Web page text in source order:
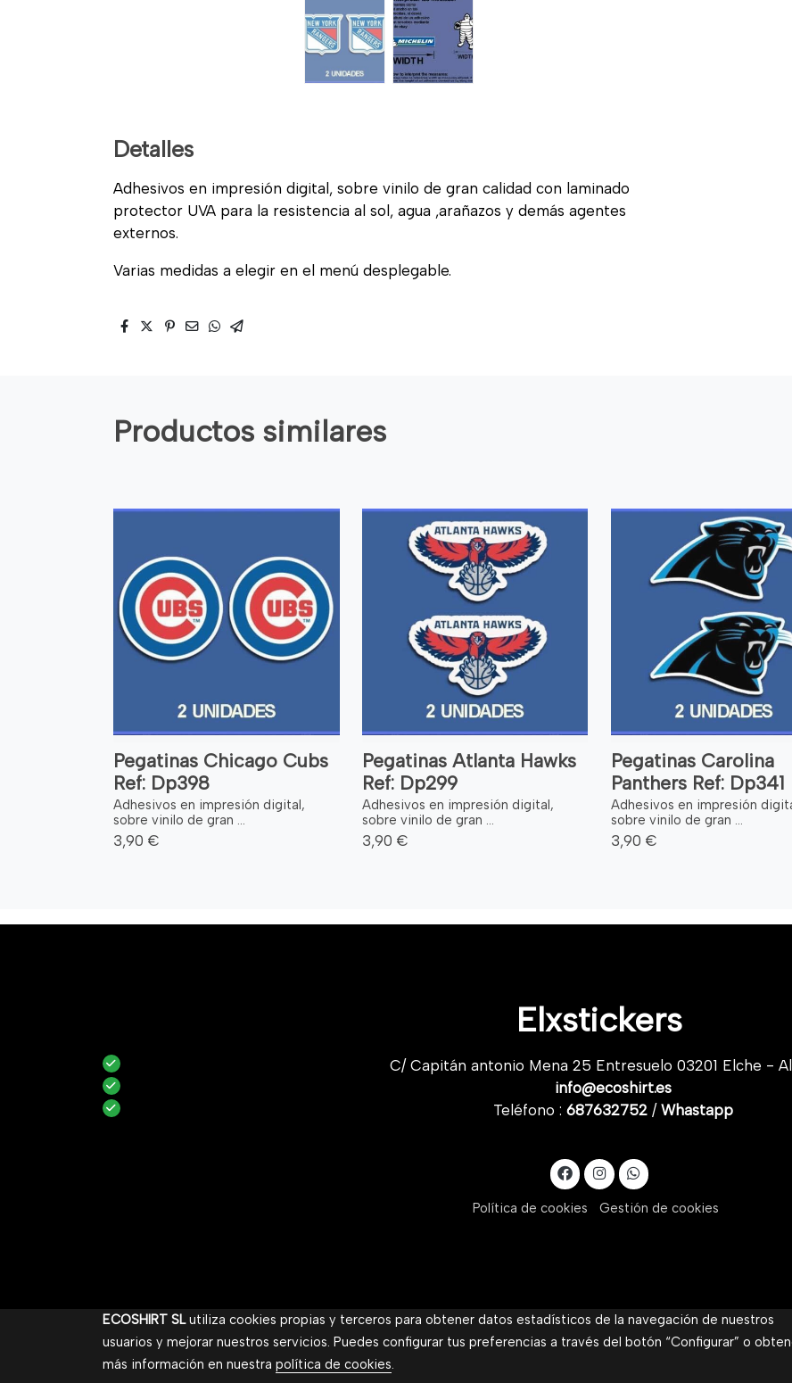
Detalles
Adhesivos en impresión digital, sobre vinilo de gran calidad con laminado
protector UVA para la resistencia al sol, agua ,arañazos y demás agentes
externos.
Varias medidas a elegir en el menú desplegable.
Productos similares
Pegatinas Chicago Cubs
Ref: Dp398
Adhesivos en impresión digital,
sobre vinilo de gran ...
3,90 €
Pegatinas Atlanta Hawks
Ref: Dp299
Adhesivos en impresión digital,
sobre vinilo de gran ...
3,90 €
Pegatinas Carolina
Panthers Ref: Dp341
Adhesivos en impresión
sobre vinilo de gran ...
3,90 €
Elxstickers
C/ Capitán antonio Mena 25 Entresuelo 03201 Elche -
info@ecoshirt.es
Teléfono : 687632752/ Whastapp
Política de cookies Gestión de cookies
ECOSHIRT SLutiliza cookies propias y terceros para obtener datos estadísticos de la navegación de nuestros
usuarios y mejorar nuestros servicios. Puedes configurar tus preferencias a través del botón “Configurar” o
más información en nuestra política de cookies.